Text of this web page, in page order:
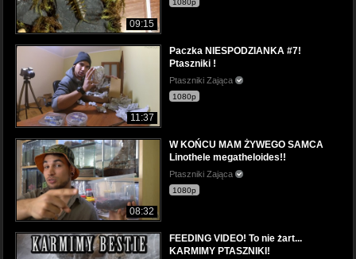
09:15
1080p
11:37
Paczka NIESPODZIANKA #7!
Ptaszniki !
Ptaszniki Zająca
1080p
08:32
W KOŃCU MAM ŻYWEGO SAMCA
Linothele megatheloides!!
Ptaszniki Zająca
1080p
FEEDING VIDEO! To nie żart...
KARMIMY PTASZNIKI!